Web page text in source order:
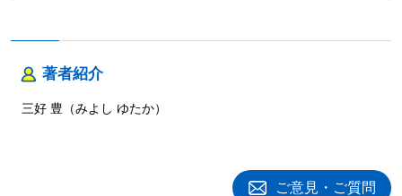
著者紹介
三好 豊（みよし ゆたか）
ご意見・ご質問